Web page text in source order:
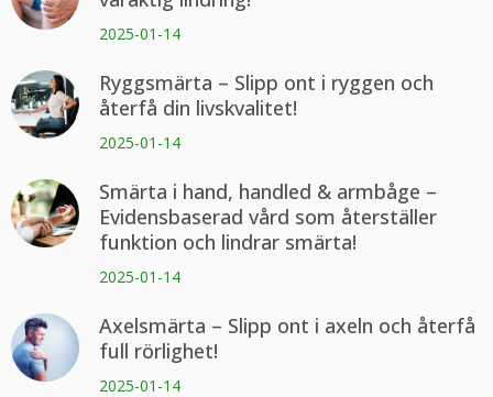
2025-01-14
Ryggsmärta – Slipp ont i ryggen och
återfå din livskvalitet!
2025-01-14
Smärta i hand, handled & armbåge –
Evidensbaserad vård som återställer
funktion och lindrar smärta!
2025-01-14
Axelsmärta – Slipp ont i axeln och återfå
full rörlighet!
2025-01-14